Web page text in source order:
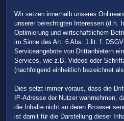
Wir setzen innerhalb unseres
unserer berechtigten Interessen (d.h.
Optimierung und wirtschaftlichem
im Sinne des Art. 6 Abs. 1 lit. f.
Serviceangebote von Drittanbietern
Services, wie z.B. Videos oder
(nachfolgend einheitlich bezeichnet
Dies setzt immer voraus, dass die
IP-Adresse der Nutzer wahrnehmen,
die Inhalte nicht an deren Browser
ist damit für die Darstellung dieser